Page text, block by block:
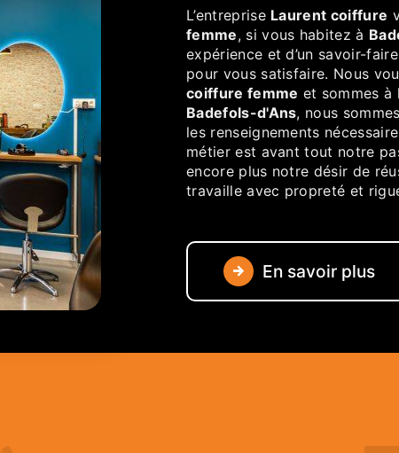
L’entreprise Laurent coiffure
femme, si vous habitez à
expérience et d’un savoir-
pour vous satisfaire. Nous
coiffure femme et sommes à
Badefols-d'Ans, nous
les renseignements
métier est avant tout notre
encore plus notre désir de
travaille avec propreté et
En savoir plus